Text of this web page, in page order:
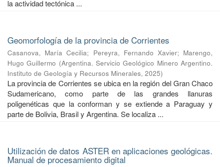
la actividad tectónica ...
Geomorfología de la provincia de Corrientes
Casanova, María Cecilia; Pereyra, Fernando Xavier; Marengo,
Hugo Guillermo (Argentina. Servicio Geológico Minero Argentino.
Instituto de Geología y Recursos Minerales, 2025)
La provincia de Corrientes se ubica en la región del Gran Chaco
Sudamericano, como parte de las grandes llanuras
poligenéticas que la conforman y se extiende a Paraguay y
parte de Bolivia, Brasil y Argentina. Se localiza ...
Utilización de datos ASTER en aplicaciones geológicas.
Manual de procesamiento digital